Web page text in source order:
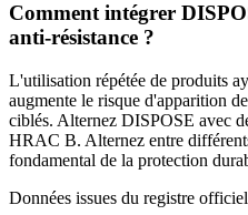
Comment intégrer
anti-résistance ?
L'utilisation répétée de produits
augmente le risque d'apparition
ciblés. Alternez DISPOSE avec
HRAC B. Alternez entre
fondamental de la protection
Données issues du registre